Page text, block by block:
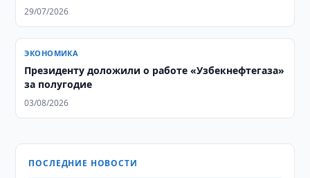
29/07/2026
ЭКОНОМИКА
Президенту доложили о работе «Узбекнефтегаза»
за полугодие
03/08/2026
ПОСЛЕДНИЕ НОВОСТИ